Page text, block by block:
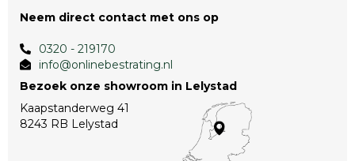
Neem direct contact met ons op
0320 - 219170
info@onlinebestrating.nl
Bezoek onze showroom in Lelystad
Kaapstanderweg 41
8243 RB Lelystad